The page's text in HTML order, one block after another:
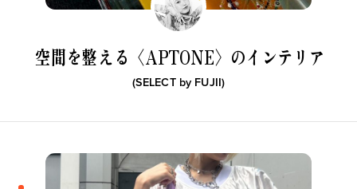
空間を整える 〈APTONE〉のインテリア
(SELECT by FUJII)